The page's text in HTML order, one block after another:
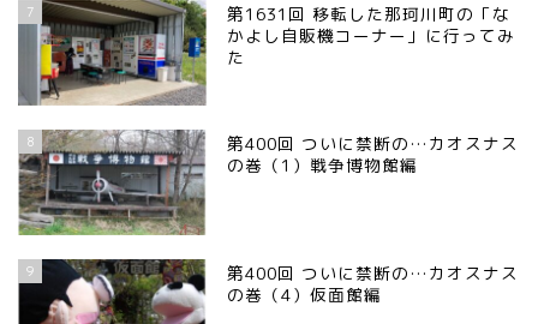
7
第1631回 移転した那珂川町の「な
かよし自販機コーナー」に行ってみ
た
8
第400回 ついに禁断の…カオスナス
の巻（1）戦争博物館編
9
第400回 ついに禁断の…カオスナス
の巻（4）仮面館編